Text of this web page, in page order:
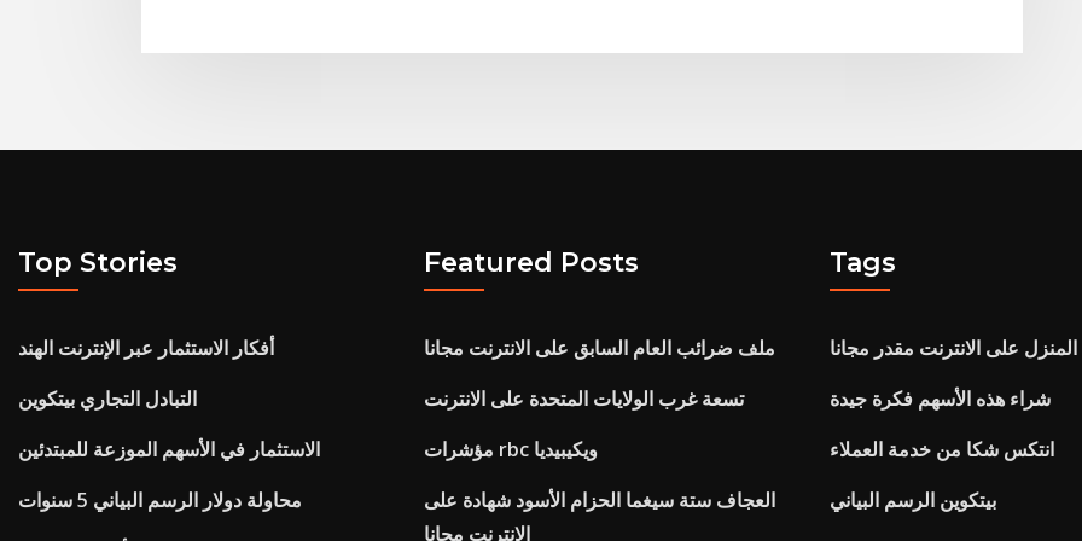
Top Stories
أفكار الاستثمار عبر الإنترنت الهند
التبادل التجاري بيتكوين
الاستثمار في الأسهم الموزعة للمبتدئين
محاولة دولار الرسم البياني 5 سنوات
Featured Posts
ملف ضرائب العام السابق على الانترنت مجانا
تسعة غرب الولايات المتحدة على الانترنت
مؤشرات rbc ويكيبيديا
العجاف ستة سيغما الحزام الأسود شهادة على
الانترنت مجانا
Tags
على الانترنت مقدر مجانا
شراء هذه الأسهم فكرة جيدة
انتكس شكا من خدمة العملاء
بيتكوين الرسم البياني